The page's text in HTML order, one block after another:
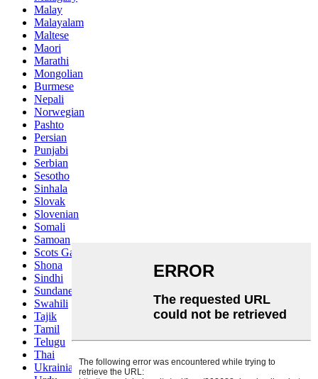
Malay
Malayalam
Maltese
Maori
Marathi
Mongolian
Burmese
Nepali
Norwegian
Pashto
Persian
Punjabi
Serbian
Sesotho
Sinhala
Slovak
Slovenian
Somali
Samoan
Scots Gaelic
Shona
Sindhi
Sundanese
Swahili
Tajik
Tamil
Telugu
Thai
Ukrainian